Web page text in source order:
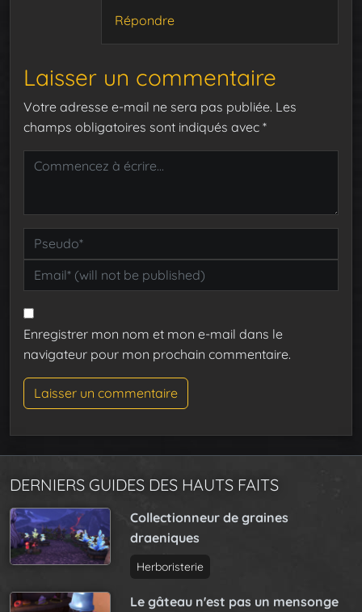
Répondre
Laisser un commentaire
Votre adresse e-mail ne sera pas publiée. Les
champs obligatoires sont indiqués avec *
Enregistrer mon nom et mon e-mail dans le
navigateur pour mon prochain commentaire.
DERNIERS GUIDES DES HAUTS FAITS
Collectionneur de graines
draeniques
Herboristerie
Le gâteau n'est pas un mensonge